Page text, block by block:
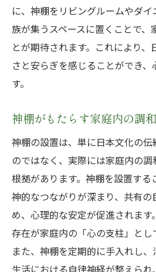
に、神棚をリビングルームやダ
族が集うスペースに置くことで、
とが期待されます。これにより
さと安らぎを感じることができ
す。
神棚がもたらす家庭内の調
神棚の設置は、単に日本文化の
のではなく、実際には家庭内の
根拠があります。神棚を設置する
神的なつながりが深まり、共有
め、心理的な安定が促進されま
存在が家庭内の「心の支柱」とし
また、神棚を定期的に手入れし
生活における自律神経が整えら